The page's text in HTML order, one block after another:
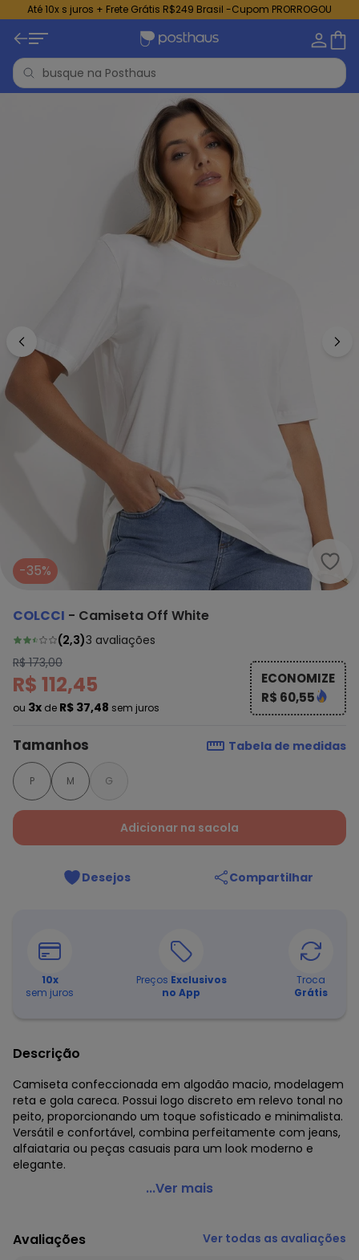
Até 10x s juros + Frete Grátis R$249 Brasil -Cupom PRORROGOU
-35%
COLCCI - Camiseta Off White
(2,3)3 avaliações
R$ 173,00
R$ 112,45
ou 3x de R$ 37,48 sem juros
ECONOMIZE
R$ 60,55
Tamanhos Tabela de medidas
P M G
Adicionar na sacola
Desejos Compartilhar
10x
sem juros
Preços Exclusivos
no App
Troca
Grátis
Descrição
Camiseta confeccionada em algodão macio, modelagem
reta e gola careca. Possui logo discreto em relevo tonal no
peito, proporcionando um toque sofisticado e minimalista.
Versátil e confortável, combina perfeitamente com jeans,
alfaiataria ou peças casuais para um look moderno e
elegante.
Colcci - Camiseta Off White
Modelagem: Ampla
Comprimento da Manga: Curta
...Ver mais
Avaliações Ver todas as avaliações